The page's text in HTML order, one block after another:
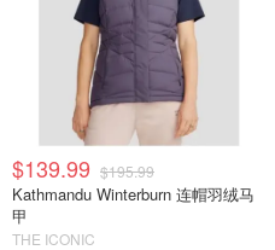
$139.99 $195.99
Kathmandu Winterburn 连帽羽绒马
甲
THE ICONIC